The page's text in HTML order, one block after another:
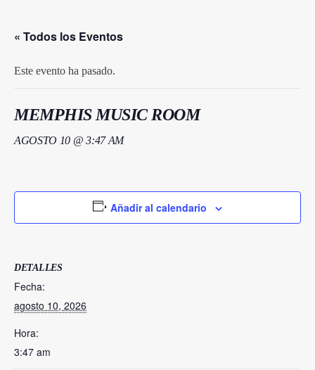
« Todos los Eventos
Este evento ha pasado.
MEMPHIS MUSIC ROOM
AGOSTO 10 @ 3:47 AM
Añadir al calendario
DETALLES
Fecha:
agosto 10, 2026
Hora:
3:47 am